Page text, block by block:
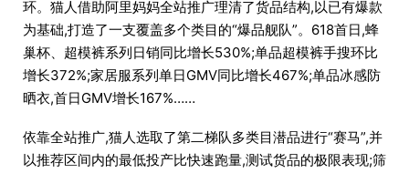
环。猫人借助阿里妈妈全站推广理清了货品结构,以已有爆款
为基础,打造了一支覆盖多个类目的“爆品舰队”。618首日,蜂
巢杯、超模裤系列日销同比增长530%;单品超模裤手搜环比
增长372%;家居服系列单日GMV同比增长467%;单品冰感防
晒衣,首日GMV增长167%……
依靠全站推广,猫人选取了第二梯队多类目潜品进行“赛马”,并
以推荐区间内的最低投产比快速跑量,测试货品的极限表现;筛